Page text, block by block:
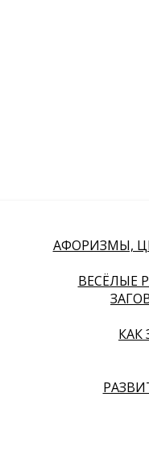
АФОРИЗМЫ,
ВЕСЁЛЫЕ
КАК